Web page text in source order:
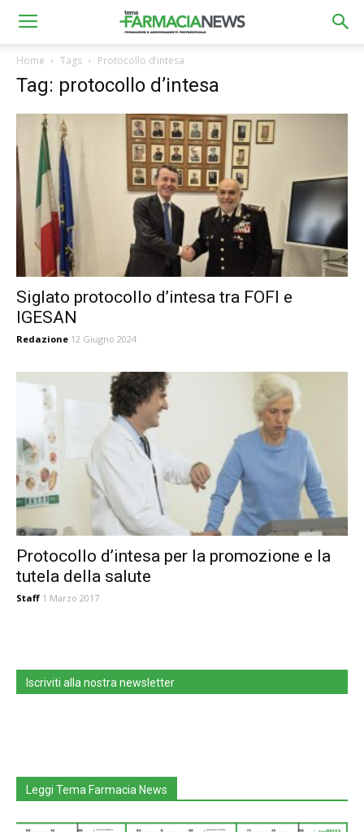
Home Tags Protocollo d’intesa
Tag: protocollo d’intesa
Siglato protocollo d’intesa tra FOFI e
IGESAN
Redazione 12 Giugno 2024
Protocollo d’intesa per la promozione e la
tutela della salute
Staff 1 Marzo 2017
Iscriviti alla nostra newsletter
Leggi Tema Farmacia News